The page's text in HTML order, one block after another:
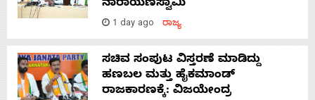
ನಾರಾಯಣಸ್ವಾಮಿ
1 day ago ರಾಜ್ಯ
ಸಚಿವ ಸಂಪುಟ ವಿಸ್ತರಣೆ ಮಾಡಿದ್ದು
ಹಣಬಲ ಮತ್ತು ಹೈಕಮಾಂಡ್
ರಾಜಕಾರಣಕ್ಕೆ: ವಿಜಯೇಂದ್ರ